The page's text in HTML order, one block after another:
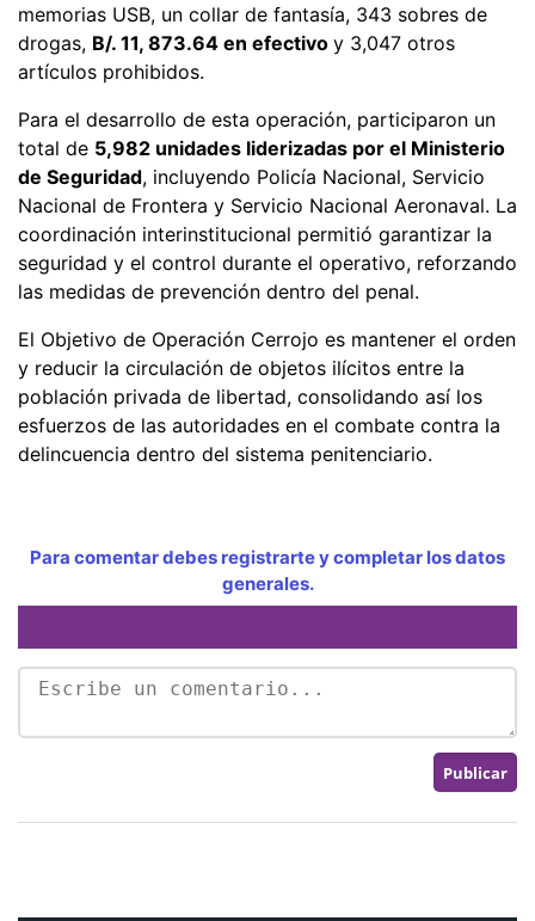
memorias USB, un collar de fantasía, 343 sobres de
drogas, B/. 11, 873.64 en efectivo y 3,047 otros
artículos prohibidos.
Para el desarrollo de esta operación, participaron un
total de 5,982 unidades liderizadas por el Ministerio
de Seguridad, incluyendo Policía Nacional, Servicio
Nacional de Frontera y Servicio Nacional Aeronaval. La
coordinación interinstitucional permitió garantizar la
seguridad y el control durante el operativo, reforzando
las medidas de prevención dentro del penal.
El Objetivo de Operación Cerrojo es mantener el orden
y reducir la circulación de objetos ilícitos entre la
población privada de libertad, consolidando así los
esfuerzos de las autoridades en el combate contra la
delincuencia dentro del sistema penitenciario.
Para comentar debes registrarte y completar los datos
generales.